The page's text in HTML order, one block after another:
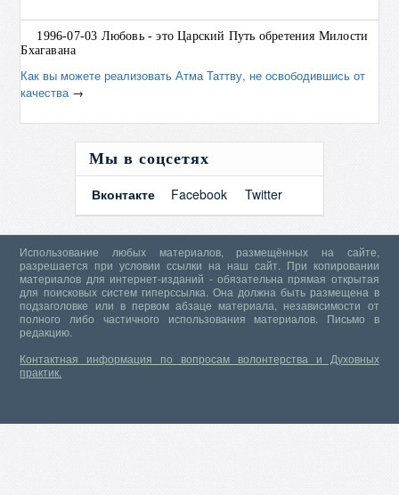
1996-07-03 Любовь - это Царский Путь обретения Милости
Бхагавана
Как вы можете реализовать Атма Таттву, не освободившись от
качества→
Мы в соцсетях
Вконтакте
Facebook Twitter
Использование любых материалов, размещённых на сайте,
разрешается при условии ссылки на наш сайт. При копировании
материалов для интернет-изданий - обязательна прямая открытая
для поисковых систем гиперссылка. Она должна быть размещена в
подзаголовке или в первом абзаце материала, независимости от
полного либо частичного использования материалов. Письмо в
редакцию.
Контактная информация по вопросам волонтерства и Духовных
практик.